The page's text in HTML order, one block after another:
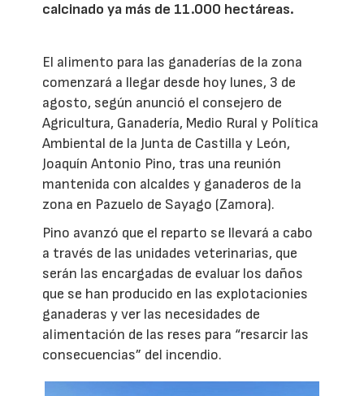
calcinado ya más de 11.000 hectáreas.
El alimento para las ganaderías de la zona
comenzará a llegar desde hoy lunes, 3 de
agosto, según anunció el consejero de
Agricultura, Ganadería, Medio Rural y Política
Ambiental de la Junta de Castilla y León,
Joaquín Antonio Pino, tras una reunión
mantenida con alcaldes y ganaderos de la
zona en Pazuelo de Sayago (Zamora).
Pino avanzó que el reparto se llevará a cabo
a través de las unidades veterinarias, que
serán las encargadas de evaluar los daños
que se han producido en las explotacionies
ganaderas y ver las necesidades de
alimentación de las reses para “resarcir las
consecuencias” del incendio.